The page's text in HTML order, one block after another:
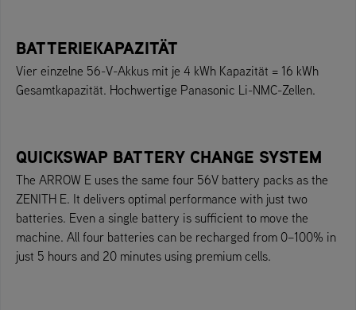
BATTERIEKAPAZITÄT
Vier einzelne 56-V-Akkus mit je 4 kWh Kapazität = 16 kWh
Gesamtkapazität. Hochwertige Panasonic Li-NMC-Zellen.
QUICKSWAP BATTERY CHANGE SYSTEM
The ARROW E uses the same four 56V battery packs as the
ZENITH E. It delivers optimal performance with just two
batteries. Even a single battery is sufficient to move the
machine. All four batteries can be recharged from 0–100% in
just 5 hours and 20 minutes using premium cells.